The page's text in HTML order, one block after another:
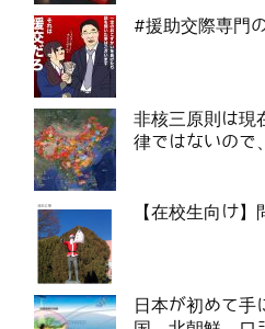
#援助交際専門
非核三原則は現
律ではないので
【在校生向け
日本が初めて手